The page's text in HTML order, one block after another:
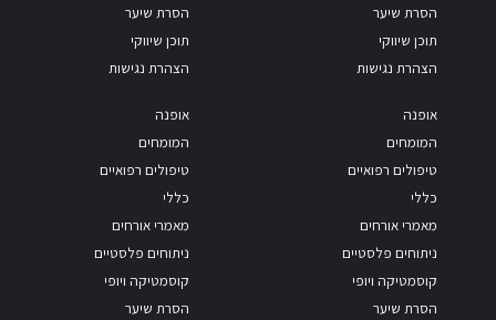
הסרת שיער
תוכן שיווקי
הצהרת נגישות
הסרת שיער
תוכן שיווקי
הצהרת נגישות
אופנה
המומחים
טיפולים רפואיים
כללי
מאמרי אורחים
ניתוחים פלסטיים
קוסמטיקה ויופי
הסרת שיער
אופנה
המומחים
טיפולים רפואיים
כללי
מאמרי אורחים
ניתוחים פלסטיים
קוסמטיקה ויופי
הסרת שיער